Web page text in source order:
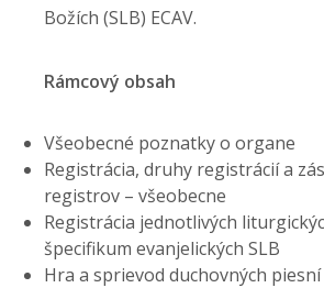
Božích (SLB) ECAV.
Rámcový obsah
Všeobecné poznatky o organe
Registrácia, druhy registrácií a
registrov – všeobecne
Registrácia jednotlivých
špecifikum evanjelických SLB
Hra a sprievod duchovných